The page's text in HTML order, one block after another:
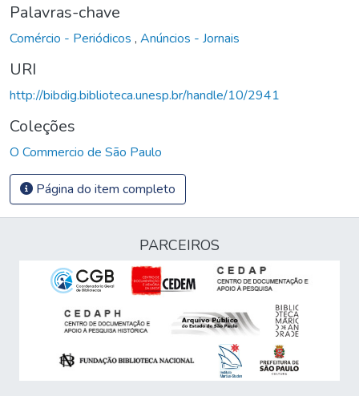
Palavras-chave
Comércio - Periódicos , Anúncios - Jornais
URI
http://bibdig.biblioteca.unesp.br/handle/10/2941
Coleções
O Commercio de São Paulo
Página do item completo
PARCEIROS